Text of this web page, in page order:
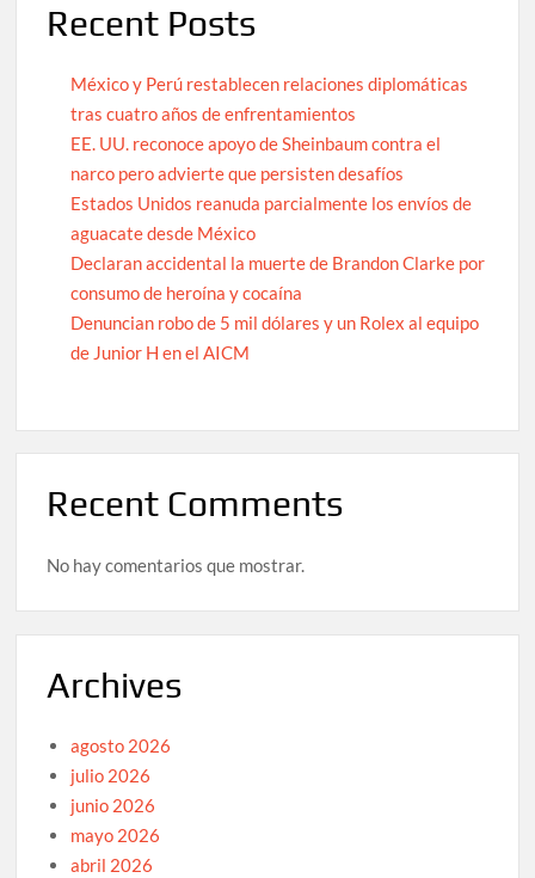
Recent Posts
México y Perú restablecen relaciones diplomáticas
tras cuatro años de enfrentamientos
EE. UU. reconoce apoyo de Sheinbaum contra el
narco pero advierte que persisten desafíos
Estados Unidos reanuda parcialmente los envíos de
aguacate desde México
Declaran accidental la muerte de Brandon Clarke por
consumo de heroína y cocaína
Denuncian robo de 5 mil dólares y un Rolex al equipo
de Junior H en el AICM
Recent Comments
No hay comentarios que mostrar.
Archives
agosto 2026
julio 2026
junio 2026
mayo 2026
abril 2026